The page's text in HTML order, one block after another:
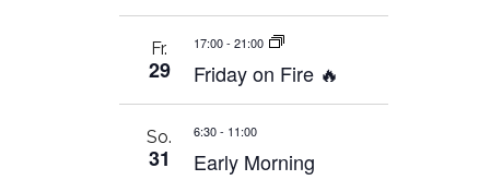
Fr.
29
17:00- 21:00
Friday on Fire 🔥
So.
31
6:30- 11:00
Early Morning